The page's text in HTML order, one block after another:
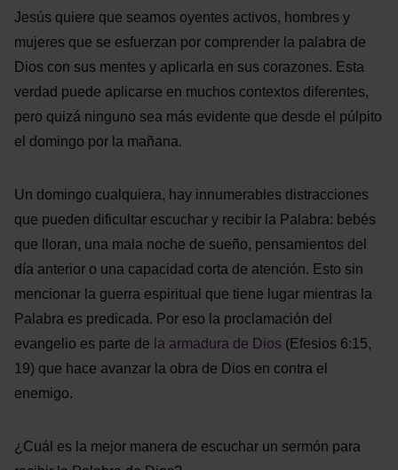
Jesús quiere que seamos oyentes activos, hombres y
mujeres que se esfuerzan por comprender la palabra de
Dios con sus mentes y aplicarla en sus corazones. Esta
verdad puede aplicarse en muchos contextos diferentes,
pero quizá ninguno sea más evidente que desde el púlpito
el domingo por la mañana.
Un domingo cualquiera, hay innumerables distracciones
que pueden dificultar escuchar y recibir la Palabra: bebés
que lloran, una mala noche de sueño, pensamientos del
día anterior o una capacidad corta de atención. Esto sin
mencionar la guerra espiritual que tiene lugar mientras la
Palabra es predicada. Por eso la proclamación del
evangelio es parte de la armadura de Dios (Efesios 6:15,
19) que hace avanzar la obra de Dios en contra el
enemigo.
¿Cuál es la mejor manera de escuchar un sermón para